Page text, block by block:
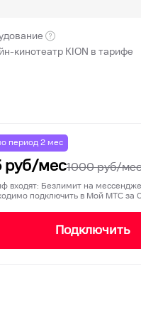
кинотеатр KION в тарифе
период2мес
руб/мес1000руб/мес
входят: Безлимит на
подключить в Мой МТС за
Подключить